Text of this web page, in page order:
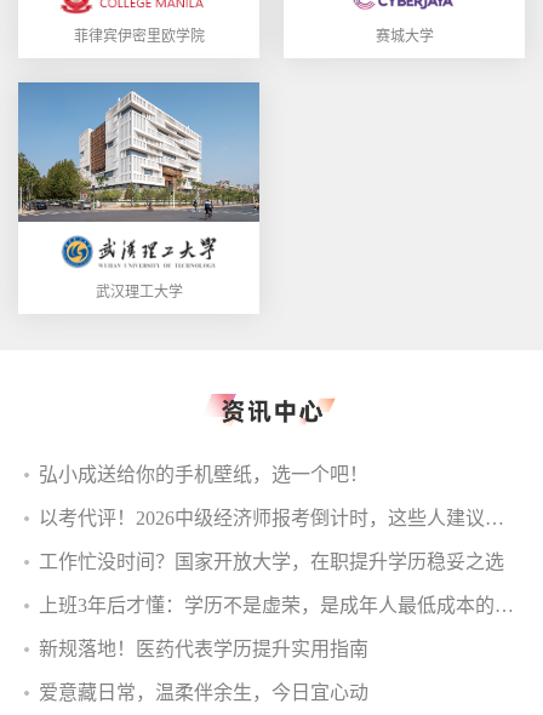
菲律宾伊密里欧学院 赛城大学
武汉理工大学
弘小成送给你的手机壁纸，选一个吧！
以考代评！2026中级经济师报考倒计时，这些人建议抓紧报
工作忙没时间？国家开放大学，在职提升学历稳妥之选
上班3年后才懂：学历不是虚荣，是成年人最低成本的退路
新规落地！医药代表学历提升实用指南
爱意藏日常，温柔伴余生，今日宜心动